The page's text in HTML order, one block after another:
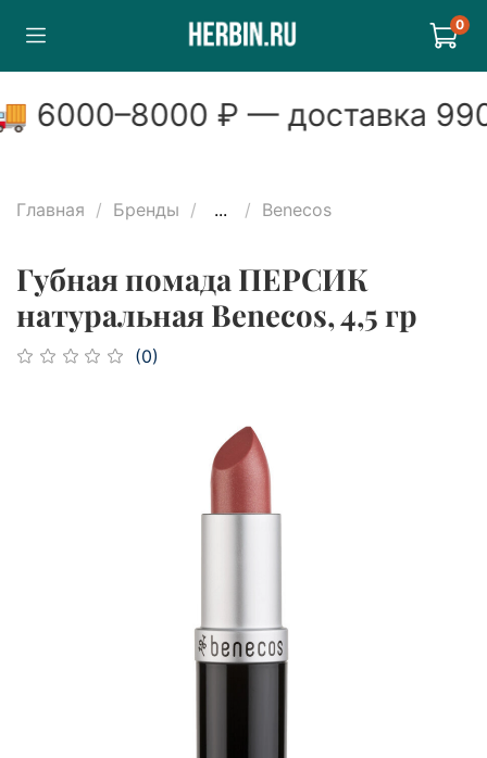
0
6000–8000₽ — доставка990
Главная Бренды ... Benecos
Губная помада ПЕРСИК
натуральная Benecos, 4,5 гр
(0)